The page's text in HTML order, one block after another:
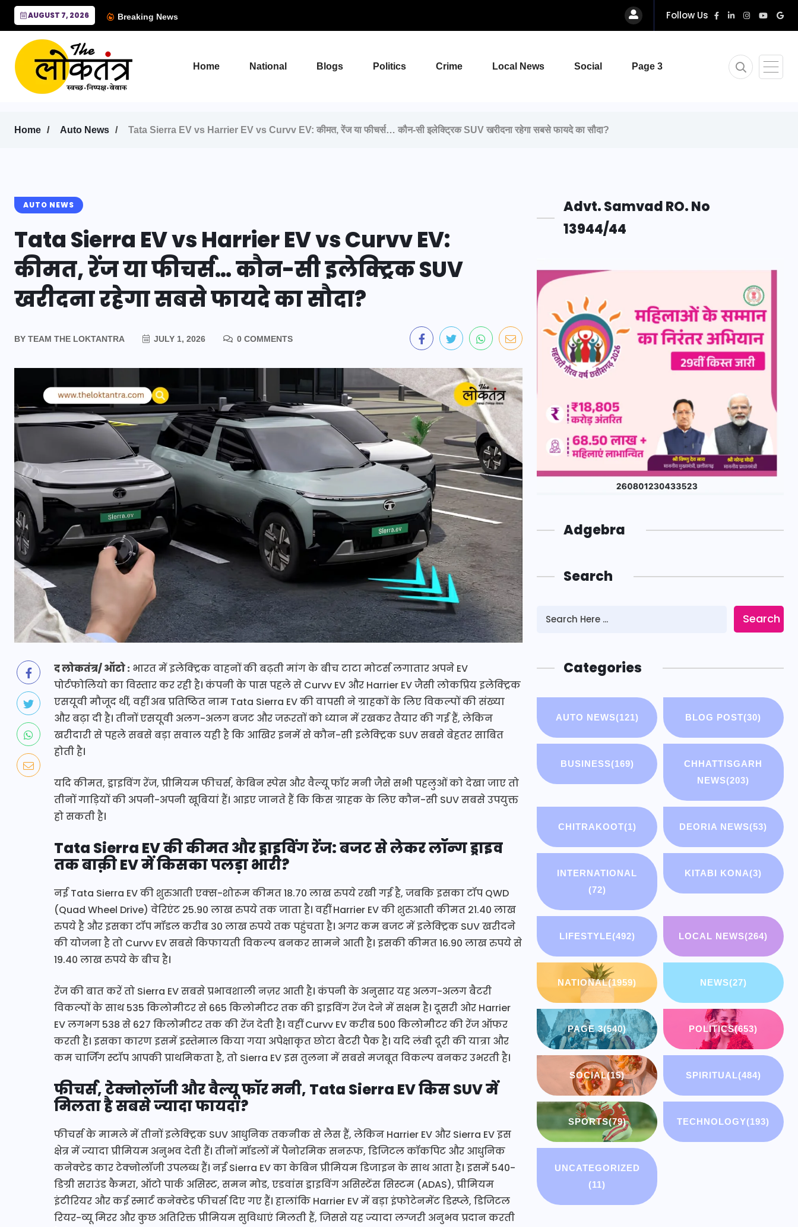
AUGUST 7, 2026 Breaking News Follow Us
Home National Blogs Politics Crime Local News Social Page 3
Home Auto News Tata Sierra EV vs Harrier EV vs Curvv EV: कीमत, रेंज या फीचर्स… कौन-सी इलेक्ट्रिक SUV खरीदना रहेगा सबसे फायदे का सौदा?
AUTO NEWS
Tata Sierra EV vs Harrier EV vs Curvv EV:
कीमत, रेंज या फीचर्स… कौन-सी इलेक्ट्रिक SUV
खरीदना रहेगा सबसे फायदे का सौदा?
BY TEAM THE LOKTANTRA JULY 1, 2026 0 COMMENTS
द लोकतंत्र/ ऑटो : भारत में इलेक्ट्रिक वाहनों की बढ़ती मांग के बीच टाटा मोटर्स लगातार अपने EV
पोर्टफोलियो का विस्तार कर रही है। कंपनी के पास पहले से Curvv EV और Harrier EV जैसी लोकप्रिय इलेक्ट्रिक
एसयूवी मौजूद थीं, वहीं अब प्रतिष्ठित नाम Tata Sierra EV की वापसी ने ग्राहकों के लिए विकल्पों की संख्या
और बढ़ा दी है। तीनों एसयूवी अलग-अलग बजट और जरूरतों को ध्यान में रखकर तैयार की गई हैं, लेकिन
खरीदारी से पहले सबसे बड़ा सवाल यही है कि आखिर इनमें से कौन-सी इलेक्ट्रिक SUV सबसे बेहतर साबित
होती है।
यदि कीमत, ड्राइविंग रेंज, प्रीमियम फीचर्स, केबिन स्पेस और वैल्यू फॉर मनी जैसे सभी पहलुओं को देखा जाए तो
तीनों गाड़ियों की अपनी-अपनी खूबियां हैं। आइए जानते हैं कि किस ग्राहक के लिए कौन-सी SUV सबसे उपयुक्त
हो सकती है।
Tata Sierra EV की कीमत और ड्राइविंग रेंज: बजट से लेकर लॉन्ग ड्राइव
तक बाक़ी EV में किसका पलड़ा भारी?
नई Tata Sierra EV की शुरुआती एक्स-शोरूम कीमत 18.70 लाख रुपये रखी गई है, जबकि इसका टॉप QWD
(Quad Wheel Drive) वेरिएंट 25.90 लाख रुपये तक जाता है। वहीं Harrier EV की शुरुआती कीमत 21.40 लाख
रुपये है और इसका टॉप मॉडल करीब 30 लाख रुपये तक पहुंचता है। अगर कम बजट में इलेक्ट्रिक SUV खरीदने
की योजना है तो Curvv EV सबसे किफायती विकल्प बनकर सामने आती है। इसकी कीमत 16.90 लाख रुपये से
19.40 लाख रुपये के बीच है।
रेंज की बात करें तो Sierra EV सबसे प्रभावशाली नज़र आती है। कंपनी के अनुसार यह अलग-अलग बैटरी
विकल्पों के साथ 535 किलोमीटर से 665 किलोमीटर तक की ड्राइविंग रेंज देने में सक्षम है। दूसरी ओर Harrier
EV लगभग 538 से 627 किलोमीटर तक की रेंज देती है। वहीं Curvv EV करीब 500 किलोमीटर की रेंज ऑफर
करती है। इसका कारण इसमें इस्तेमाल किया गया अपेक्षाकृत छोटा बैटरी पैक है। यदि लंबी दूरी की यात्रा और
कम चार्जिंग स्टॉप आपकी प्राथमिकता है, तो Sierra EV इस तुलना में सबसे मजबूत विकल्प बनकर उभरती है।
फीचर्स, टेक्नोलॉजी और वैल्यू फॉर मनी, Tata Sierra EV किस SUV में
मिलता है सबसे ज्यादा फायदा?
फीचर्स के मामले में तीनों इलेक्ट्रिक SUV आधुनिक तकनीक से लैस हैं, लेकिन Harrier EV और Sierra EV इस
क्षेत्र में ज्यादा प्रीमियम अनुभव देती हैं। तीनों मॉडलों में पैनोरमिक सनरूफ, डिजिटल कॉकपिट और आधुनिक
कनेक्टेड कार टेक्नोलॉजी उपलब्ध हैं। नई Sierra EV का केबिन प्रीमियम डिजाइन के साथ आता है। इसमें 540-
डिग्री सराउंड कैमरा, ऑटो पार्क असिस्ट, समन मोड, एडवांस ड्राइविंग असिस्टेंस सिस्टम (ADAS), प्रीमियम
इंटीरियर और कई स्मार्ट कनेक्टेड फीचर्स दिए गए हैं। हालांकि Harrier EV में बड़ा इंफोटेनमेंट डिस्प्ले, डिजिटल
रियर-व्यू मिरर और कुछ अतिरिक्त प्रीमियम सुविधाएं मिलती हैं, जिससे यह ज्यादा लग्जरी अनुभव प्रदान करती
Advt. Samvad RO. No
13944/44
Adgebra
Search
Search
Categories
AUTO NEWS(121) BLOG POST(30)
BUSINESS(169)
CHHATTISGARH
NEWS(203)
CHITRAKOOT(1) DEORIA NEWS(53)
INTERNATIONAL
(72)
KITABI KONA(3)
LIFESTYLE(492) LOCAL NEWS(264)
NATIONAL(1959) NEWS(27)
PAGE 3(540) POLITICS(653)
SOCIAL(15) SPIRITUAL(484)
SPORTS(79) TECHNOLOGY(193)
UNCATEGORIZED
(11)